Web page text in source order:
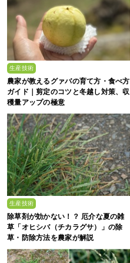
生産技術
農家が教えるグァバの育て方・食べ方
ガイド｜剪定のコツと冬越し対策、収
穫量アップの極意
生産技術
除草剤が効かない！？ 厄介な夏の雑
草「オヒシバ（チカラグサ）」の除
草・防除方法を農家が解説